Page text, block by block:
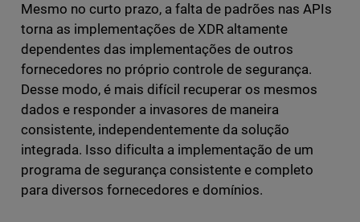
Mesmo no curto prazo, a falta de padrões nas APIs
torna as implementações de XDR altamente
dependentes das implementações de outros
fornecedores no próprio controle de segurança.
Desse modo, é mais difícil recuperar os mesmos
dados e responder a invasores de maneira
consistente, independentemente da solução
integrada. Isso dificulta a implementação de um
programa de segurança consistente e completo
para diversos fornecedores e domínios.